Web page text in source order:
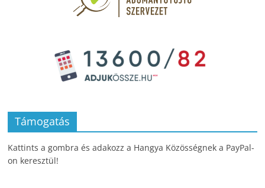
Támogatás
Kattints a gombra és adakozz a Hangya Közösségnek a PayPal-
on keresztül!